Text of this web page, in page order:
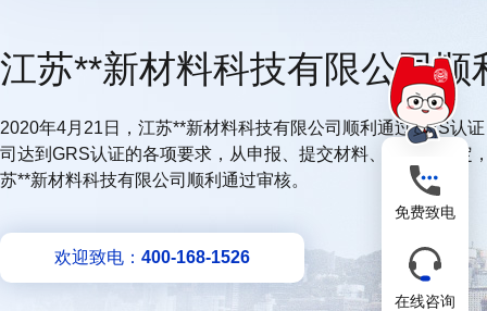
江苏**新材料科技有限公司顺
2020年4月21日，江苏**新材料科技有限公司顺利通过GRS认
司达到GRS认证的各项要求，从申报、提交材料、审查、认定
苏**新材料科技有限公司顺利通过审核。
欢迎致电： 400-168-1526
免费致电
在线咨询